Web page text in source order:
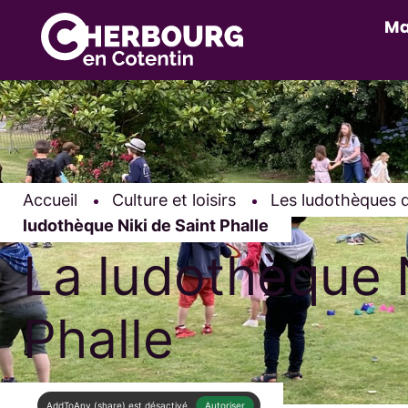
Accueil Culture et loisirs Les ludothèques
ludothèque Niki de Saint Phalle
La ludothèque
Phalle
AddToAny (share) est désactivé. Autoriser